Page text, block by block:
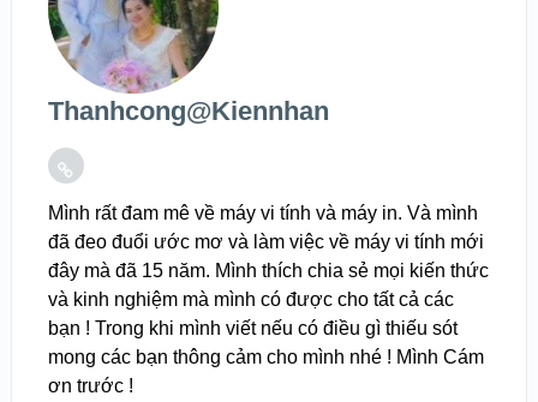
Thanhcong@kiennhan
Mình rất đam mê về máy vi tính và máy in. Và mình
đã đeo đuổi ước mơ và làm việc về máy vi tính mới
đây mà đã 15 năm. Mình thích chia sẻ mọi kiến thức
và kinh nghiệm mà mình có được cho tất cả các
bạn ! Trong khi mình viết nếu có điều gì thiếu sót
mong các bạn thông cảm cho mình nhé ! Mình Cám
ơn trước !